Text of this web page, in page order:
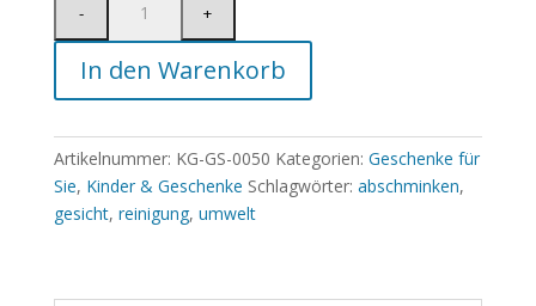
In den Warenkorb
Artikelnummer: KG-GS-0050 Kategorien: Geschenke für
Sie, Kinder & Geschenke Schlagwörter: abschminken,
gesicht, reinigung, umwelt